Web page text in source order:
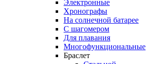
Электронные
Хронографы
На солнечной батарее
С шагомером
Для плавания
Многофункциональные
Браслет